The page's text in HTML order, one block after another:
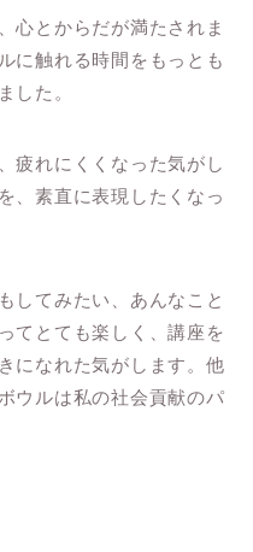
心とからだが満たされま
に触れる時間をもっとも
した。
疲れにくくなった気がし
、素直に表現したくなっ
してみたい、あんなこと
てとても楽しく、講座を
になれた気がします。他
ウルは私の社会貢献のパ